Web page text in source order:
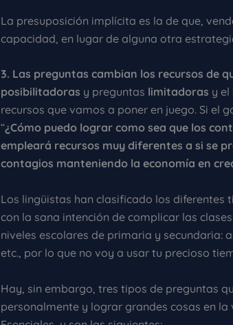
La presuposición implícita es la de que,
capacidad, en lugar de alguna otra
3. Las preguntas cambian los recursos de
posibilitadoras y preguntas limitadoras y el
recursos que vamos a poner en juego. Si el
“¿Cómo puedo lograr como sea que los
empleará recursos muy diferentes a si se
contagios manteniendo la economía en
Los lingüistas han clasificado los diferentes
con la sana intención de complicar las
niveles escolares de primaria y secundaria:
etc., por lo que no voy a usar tu precioso
Hay, sin embargo, tres tipos de preguntas
personalmente y lograr grandes cosas en la